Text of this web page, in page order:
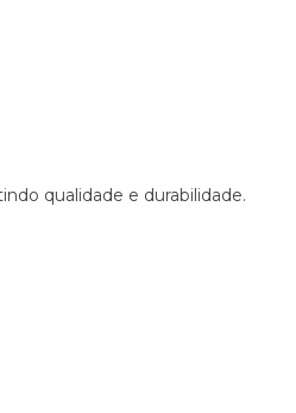
qualidade e durabilidade.